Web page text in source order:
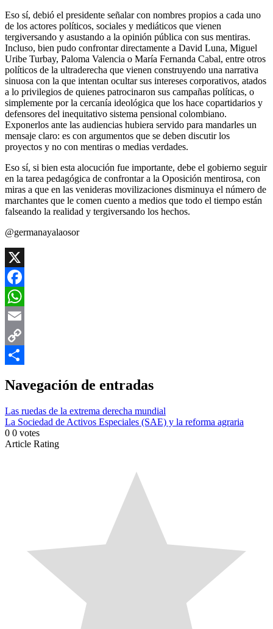
Eso sí, debió el presidente señalar con nombres propios a cada uno
de los actores políticos, sociales y mediáticos que vienen
tergiversando y asustando a la opinión pública con sus mentiras.
Incluso, bien pudo confrontar directamente a David Luna, Miguel
Uribe Turbay, Paloma Valencia o María Fernanda Cabal, entre otros
políticos de la ultraderecha que vienen construyendo una narrativa
sinuosa con la que intentan ocultar sus intereses corporativos, atados
a lo privilegios de quienes patrocinaron sus campañas políticas, o
simplemente por la cercanía ideológica que los hace copartidarios y
defensores del inequitativo sistema pensional colombiano.
Exponerlos ante las audiencias hubiera servido para mandarles un
mensaje claro: es con argumentos que se deben discutir los
proyectos y no con mentiras o medias verdades.
Eso sí, si bien esta alocución fue importante, debe el gobierno seguir
en la tarea pedagógica de confrontar a la Oposición mentirosa, con
miras a que en las venideras movilizaciones disminuya el número de
marchantes que le comen cuento a medios que todo el tiempo están
falseando la realidad y tergiversando los hechos.
@germanayalaosor
X
Facebook
WhatsApp
Email
Copy
Navegación de entradas
Las ruedas de la extrema derecha mundial
La Sociedad de Activos Especiales (SAE) y la reforma agraria
0 0 votes
Article Rating